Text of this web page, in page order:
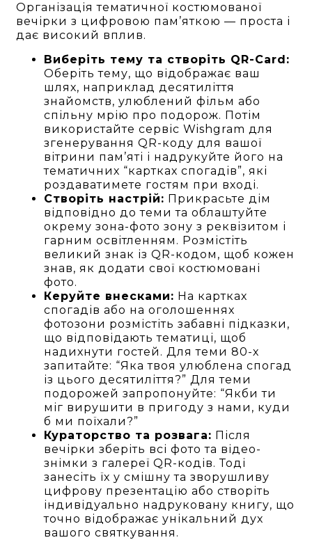
Організація тематичної костюмованої
вечірки з цифровою пам’яткою — проста і
дає високий вплив.
Виберіть тему та створіть QR-Card:
Оберіть тему, що відображає ваш
шлях, наприклад десятиліття
знайомств, улюблений фільм або
спільну мрію про подорож. Потім
використайте сервіс Wishgram для
згенерування QR-коду для вашої
вітрини пам’яті і надрукуйте його на
тематичних “картках спогадів”, які
роздаватимете гостям при вході.
Створіть настрій: Прикрасьте дім
відповідно до теми та облаштуйте
окрему зона-фото зону з реквізитом і
гарним освітленням. Розмістіть
великий знак із QR-кодом, щоб кожен
знав, як додати свої костюмовані
фото.
Керуйте внесками: На картках
спогадів або на оголошеннях
фотозони розмістіть забавні підказки,
що відповідають тематиці, щоб
надихнути гостей. Для теми 80-х
запитайте: “Яка твоя улюблена спогад
із цього десятиліття?” Для теми
подорожей запропонуйте: “Якби ти
міг вирушити в пригоду з нами, куди
б ми поїхали?”
Кураторство та розвага: Після
вечірки зберіть всі фото та відео-
знімки з галереї QR-кодів. Тоді
занесіть їх у смішну та зворушливу
цифрову презентацію або створіть
індивідуально надруковану книгу, що
точно відображає унікальний дух
вашого святкування.